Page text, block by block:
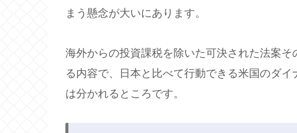
まう懸念が大いにあります。
海外からの投資課税を除いた可決された法案
る内容で、日本と比べて行動できる米国のダ
は分かれるところです。